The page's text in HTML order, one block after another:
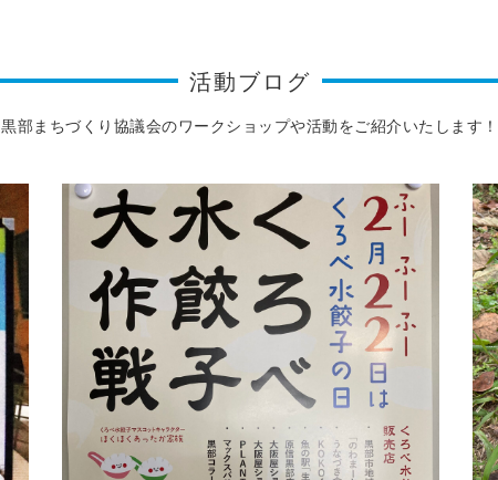
活動ブログ
黒部まちづくり協議会のワークショップや活動をご紹介いたします！